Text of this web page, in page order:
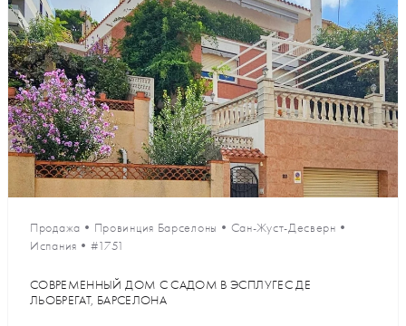
Продажа • Провинция Барселоны • Сан-Жуст-Десверн •
Испания • #1751
СОВРЕМЕННЫЙ ДОМ С САДОМ В ЭСПЛУГЕС ДЕ
ЛЬОБРЕГАТ, БАРСЕЛОНА